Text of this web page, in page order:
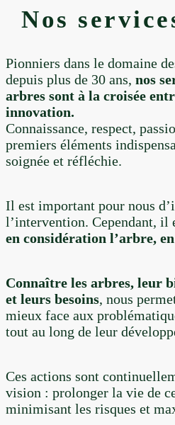
Nos
Pionniers dans le domaine
depuis plus de 30 ans, nos
arbres sont à la croisée
innovation.
Connaissance, respect,
premiers éléments
soignée et réfléchie.
Il est important pour nous
l’intervention. Cependant, il
en considération l’arbre,
Connaître les arbres, leur
et leurs besoins, nous
mieux face aux
tout au long de leur
Ces actions sont
vision : prolonger la vie de
minimisant les risques et